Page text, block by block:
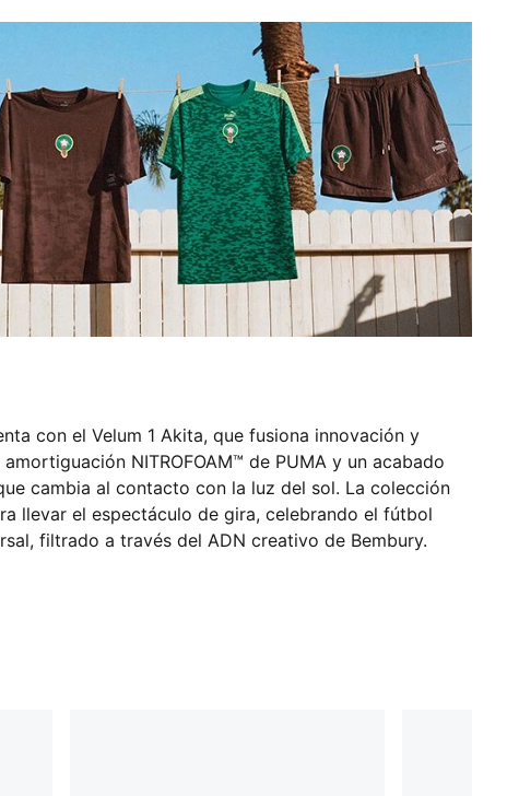
con el Velum 1 Akita, que fusiona innovación y
NITROFOAM™ de PUMA y un acabado
cambia al contacto con la luz del sol. La colección
llevar el espectáculo de gira, celebrando el fútbol
filtrado a través del ADN creativo de Bembury.